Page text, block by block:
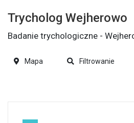
Trycholog Wejherowo
Badanie trychologiczne -
Mapa Filtrowanie